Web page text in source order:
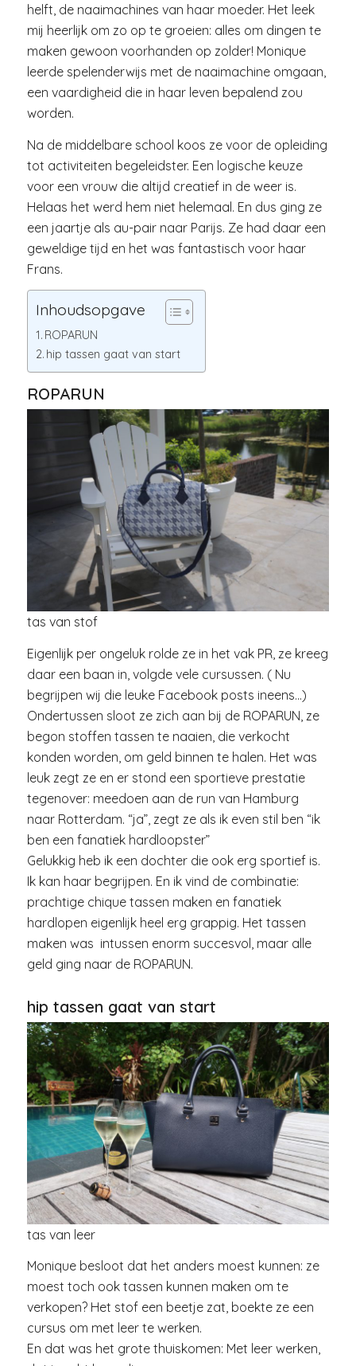
helft, de naaimachines van haar moeder. Het leek
mij heerlijk om zo op te groeien: alles om dingen te
maken gewoon voorhanden op zolder! Monique
leerde spelenderwijs met de naaimachine omgaan,
een vaardigheid die in haar leven bepalend zou
worden.
Na de middelbare school koos ze voor de opleiding
tot activiteiten begeleidster. Een logische keuze
voor een vrouw die altijd creatief in de weer is.
Helaas het werd hem niet helemaal. En dus ging ze
een jaartje als au-pair naar Parijs. Ze had daar een
geweldige tijd en het was fantastisch voor haar
Frans.
Inhoudsopgave
ROPARUN
hip tassen gaat van start
ROPARUN
tas van stof
Eigenlijk per ongeluk rolde ze in het vak PR, ze kreeg
daar een baan in, volgde vele cursussen. ( Nu
begrijpen wij die leuke Facebook posts ineens…)
Ondertussen sloot ze zich aan bij de ROPARUN, ze
begon stoffen tassen te naaien, die verkocht
konden worden, om geld binnen te halen. Het was
leuk zegt ze en er stond een sportieve prestatie
tegenover: meedoen aan de run van Hamburg
naar Rotterdam. “ja”, zegt ze als ik even stil ben “ik
ben een fanatiek hardloopster”
Gelukkig heb ik een dochter die ook erg sportief is.
Ik kan haar begrijpen. En ik vind de combinatie:
prachtige chique tassen maken en fanatiek
hardlopen eigenlijk heel erg grappig. Het tassen
maken was intussen enorm succesvol, maar alle
geld ging naar de ROPARUN.
hip tassen gaat van start
tas van leer
Monique besloot dat het anders moest kunnen: ze
moest toch ook tassen kunnen maken om te
verkopen? Het stof een beetje zat, boekte ze een
cursus om met leer te werken.
En dat was het grote thuiskomen: Met leer werken,